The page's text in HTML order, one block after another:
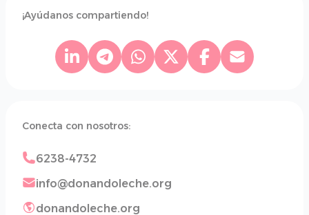
¡Ayúdanos compartiendo!
Conecta con nosotros:
6238-4732
info@donandoleche.org
donandoleche.org